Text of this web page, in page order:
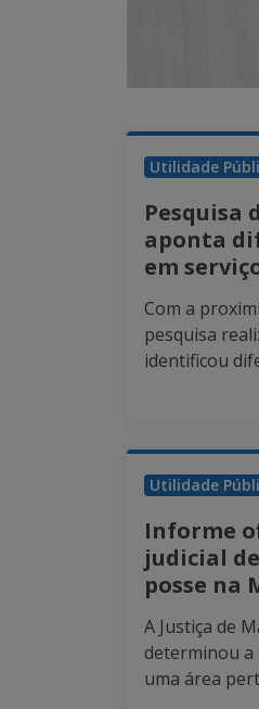
Utilidade
Pesquisa
aponta
em
Com a
pesquisa
identificou
Utilidade
Informe
judicial
posse na
A Justiça de
determinou a
uma área